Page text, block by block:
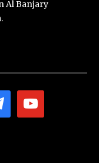
Al Banjary
youtube